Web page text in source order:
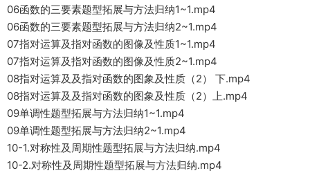
06函数的三要素题型拓展与方法归纳1~1.mp4
06函数的三要素题型拓展与方法归纳2~1.mp4
07指对运算及指对函数的图像及性质1~1.mp4
07指对运算及指对函数的图像及性质2~1.mp4
08指对运算及及指对函数的图象及性质（2） 下.mp4
08指对运算及及指对函数的图象及性质（2）上.mp4
09单调性题型拓展与方法归纳1~1.mp4
09单调性题型拓展与方法归纳2~1.mp4
10-1.对称性及周期性题型拓展与方法归纳.mp4
10-2.对称性及周期性题型拓展与方法归纳.mp4